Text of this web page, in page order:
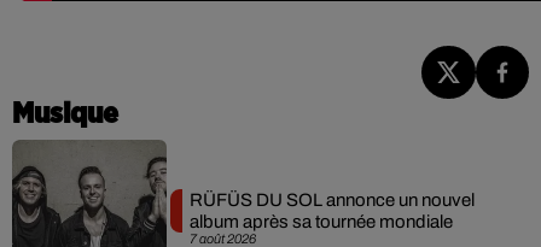
Musique
7 août 2026
RÜFÜS DU SOL annonce un nouvel
album après sa tournée mondiale